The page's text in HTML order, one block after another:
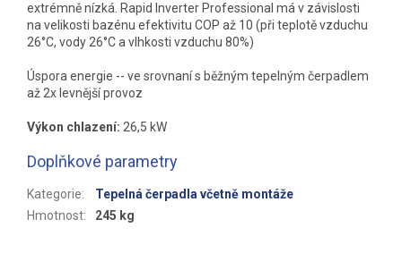
extrémně nízká. Rapid Inverter Professional má v závislosti
na velikosti bazénu efektivitu COP až 10 (při teplotě vzduchu
26°C, vody 26°C a vlhkosti vzduchu 80%)
Úspora energie -- ve srovnaní s běžným tepelným čerpadlem
až 2x levnější provoz
Výkon chlazení: 26,5 kW
Doplňkové parametry
Kategorie:
Tepelná čerpadla včetně montáže
Hmotnost: 245 kg